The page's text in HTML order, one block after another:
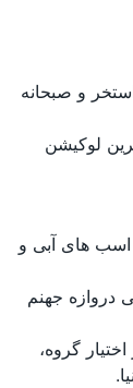
و مجلل ۴ ستاره با استخر و صبحانه
در بهترین لوکیشن
اسب های آبی و
دروازه جهنم
گروه،